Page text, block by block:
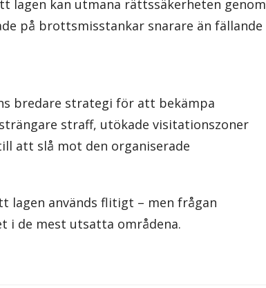
lagen kan utmana rättssäkerheten genom
på brottsmisstankar snarare än fällande
bredare strategi för att bekämpa
straff, utökade visitationszoner
att slå mot den organiserade
lagen används flitigt – men frågan
i de mest utsatta områdena.